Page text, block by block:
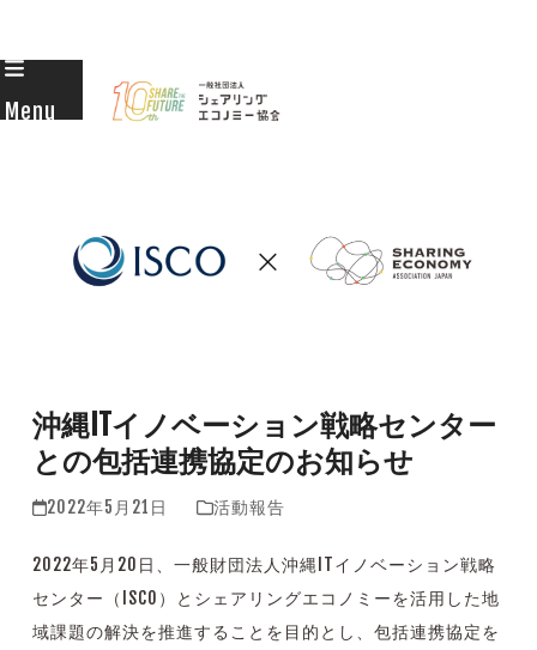
Skip
toMenu
沖縄ITイノベーション戦略センター
との包括連携協定のお知らせ
2022年5月21日 活動報告
2022年5月20日、一般財団法人沖縄ITイノベーション戦略
センター（ISCO）とシェアリングエコノミーを活用した地
域課題の解決を推進することを目的とし、包括連携協定を